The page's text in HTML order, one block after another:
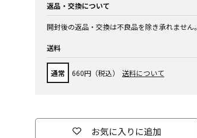
返品・交換について
開封後の返品・交換は不良品を除き承れません。
送料
通常 660円（税込） 送料について
お気に入りに追加